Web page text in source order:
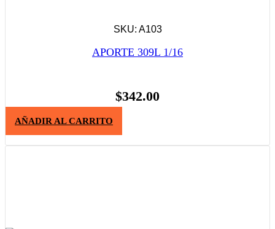
SKU: A103
APORTE 309L 1/16
$342.00
AÑADIR AL CARRITO